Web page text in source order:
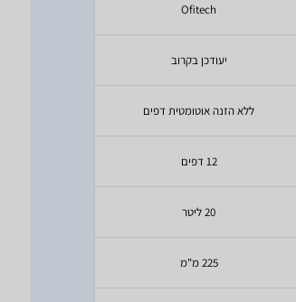
Ofitech
יעודכן בקרוב
ללא הזנה אוטומטית דפים
12 דפים
20 ליטר
225 מ"מ